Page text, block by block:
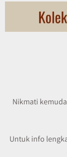
Nikmati
Untuk info